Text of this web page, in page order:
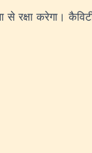
से रक्षा करेगा।